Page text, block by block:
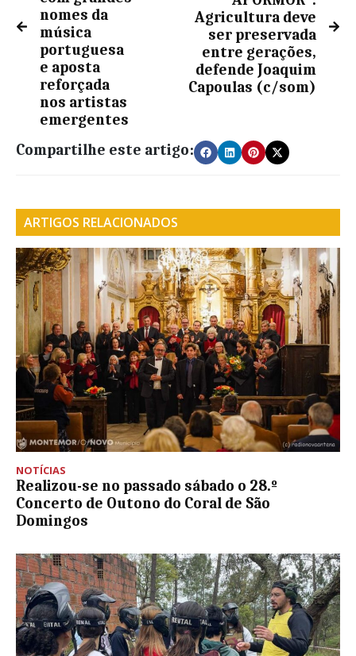
nomes da
música
portuguesa
e aposta
reforçada
nos artistas
emergentes
Agricultura deve
ser preservada
entre gerações,
defende Joaquim
Capoulas (c/som)
Compartilhe este artigo:
ARTIGOS RELACIONADOS
NOTÍCIAS
Realizou-se no passado sábado o 28.º
Concerto de Outono do Coral de São
Domingos